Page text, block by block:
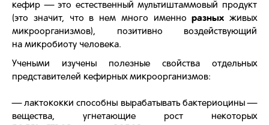
кефир — это естественный мультиштаммовый продукт
(это значит, что в нем много именноразных живых
микроорганизмов), позитивно воздействующий
на микробиоту человека.
Учеными изучены полезные свойства отдельных
представителей кефирных микроорганизмов:
— лактококки способны вырабатывать бактериоцины —
вещества, угнетающие рост некоторых